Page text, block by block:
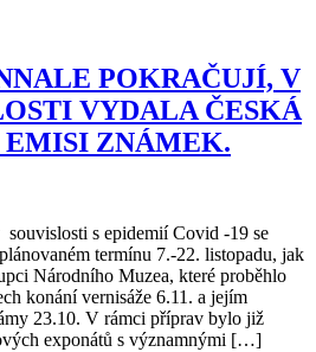
POKRAČUJÍ, V
VYDALA ČESKÁ
EMISI ZNÁMEK.
s epidemií Covid -19 se
termínu 7.-22. listopadu, jak
Národního Muzea, které proběhlo
konání vernisáže 6.11. a jejím
23.10. V rámci příprav bylo již
exponátů s významnými […]